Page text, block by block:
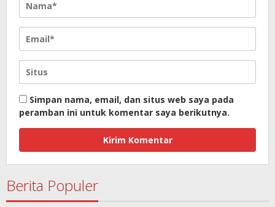
Simpan nama, email, dan situs web saya pada
peramban ini untuk komentar saya berikutnya.
Berita Populer